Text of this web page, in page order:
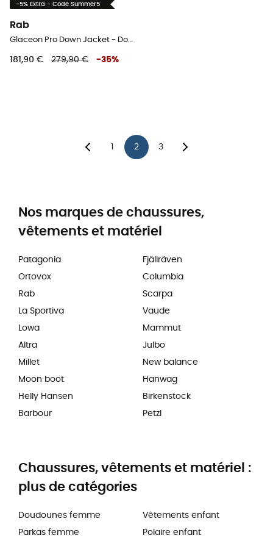
-5% Extra - Code Summer5
Rab
Glaceon Pro Down Jacket - Doudoune homme
181,90 € 279,90 € -35%
2 3
Nos marques de chaussures,
vêtements et matériel
Patagonia
Ortovox
Rab
La Sportiva
Lowa
Altra
Millet
Moon boot
Helly Hansen
Barbour
Fjällräven
Columbia
Scarpa
Vaude
Mammut
Julbo
New balance
Hanwag
Birkenstock
Petzl
Chaussures, vêtements et matériel :
plus de catégories
Doudounes femme
Parkas femme
Vêtements enfant
Polaire enfant